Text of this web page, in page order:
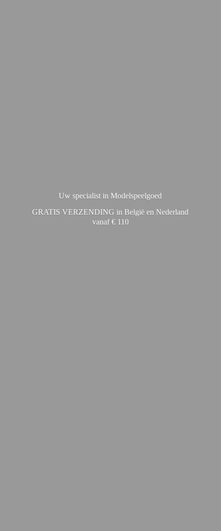
Uw specialist in Modelspeelgoed
GRATIS VERZENDING in België en Nederland
vanaf € 110